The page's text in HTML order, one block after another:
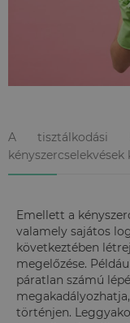
A tisztálkodási
kényszercselekvések
Emellett a
valamely sajátos
következtében
megelőzése.
páratlan számú
történjen.